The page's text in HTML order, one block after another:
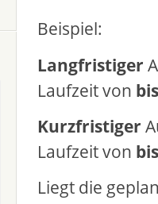
Beispiel:
Langfristiger
Laufzeit von
Kurzfristiger
Laufzeit von
Liegt die